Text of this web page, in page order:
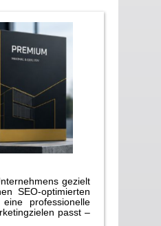
gezielt
SEO-optimierten
professionelle
passt –